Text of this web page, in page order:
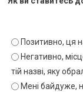
Позитивно, ця
Негативно,
тій назві, яку
Мені байдуже,